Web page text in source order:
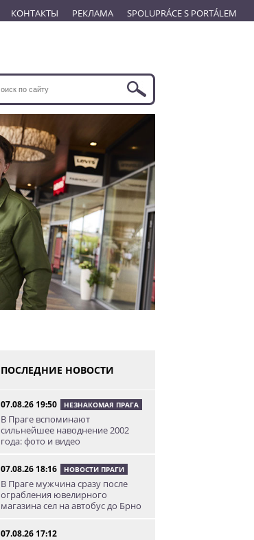
КОНТАКТЫ РЕКЛАМА SPOLUPRÁCE S PORTÁLEM
ПОСЛЕДНИЕ НОВОСТИ
07.08.26 19:50 НЕЗНАКОМАЯ ПРАГА
В Праге вспоминают
сильнейшее наводнение 2002
года: фото и видео
07.08.26 18:16 НОВОСТИ ПРАГИ
В Праге мужчина сразу после
ограбления ювелирного
магазина сел на автобус до Брно
07.08.26 17:12